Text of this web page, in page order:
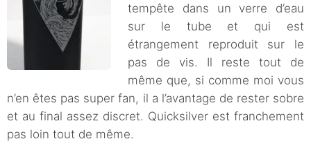
tempête dans un verre d’eau
sur le tube et qui est
étrangement reproduit sur le
pas de vis. Il reste tout de
même que, si comme moi vous
n’en êtes pas super fan, il a l’avantage de rester sobre
et au final assez discret. Quicksilver est franchement
pas loin tout de même.